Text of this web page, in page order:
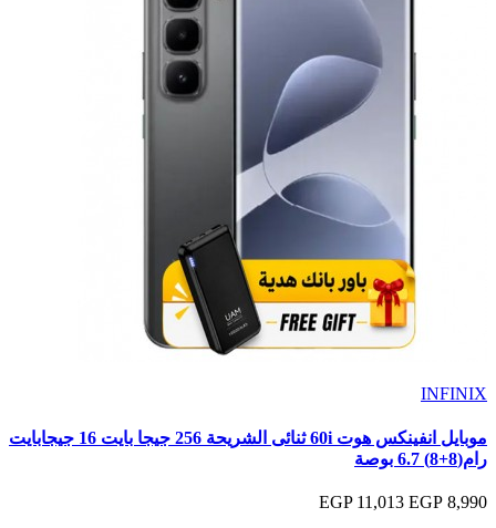
INFINIX
موبايل انفينكس هوت 60i ثنائى الشريحة 256 جيجا بايت 16 جيجابايت
رام(8+8) 6.7 بوصة
8,990 EGP
11,013 EGP